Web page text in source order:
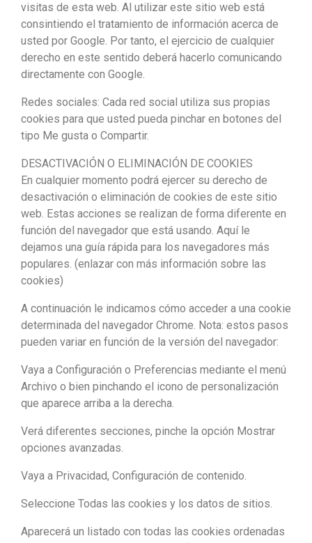
visitas de esta web. Al utilizar este sitio web está
consintiendo el tratamiento de información acerca de
usted por Google. Por tanto, el ejercicio de cualquier
derecho en este sentido deberá hacerlo comunicando
directamente con Google.
Redes sociales: Cada red social utiliza sus propias
cookies para que usted pueda pinchar en botones del
tipo Me gusta o Compartir.
DESACTIVACIÓN O ELIMINACIÓN DE COOKIES
En cualquier momento podrá ejercer su derecho de
desactivación o eliminación de cookies de este sitio
web. Estas acciones se realizan de forma diferente en
función del navegador que está usando. Aquí le
dejamos una guía rápida para los navegadores más
populares. (enlazar con más información sobre las
cookies)
A continuación le indicamos cómo acceder a una cookie
determinada del navegador Chrome. Nota: estos pasos
pueden variar en función de la versión del navegador:
Vaya a Configuración o Preferencias mediante el menú
Archivo o bien pinchando el icono de personalización
que aparece arriba a la derecha.
Verá diferentes secciones, pinche la opción Mostrar
opciones avanzadas.
Vaya a Privacidad, Configuración de contenido.
Seleccione Todas las cookies y los datos de sitios.
Aparecerá un listado con todas las cookies ordenadas